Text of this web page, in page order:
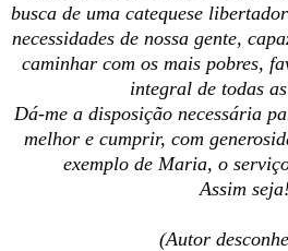
busca de uma catequese
necessidades de nossa gente,
caminhar com os mais pobres,
Dá-me a disposição necessária
melhor e cumprir, com
exemplo de Maria, o
Assim seja!
(Autor